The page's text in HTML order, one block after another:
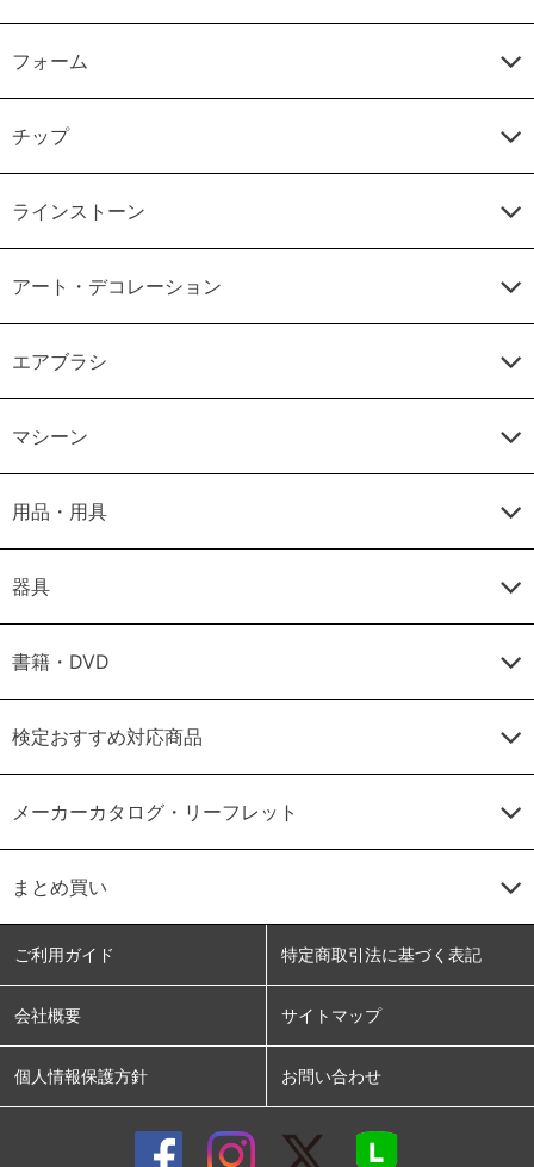
フォーム
チップ
ラインストーン
アート・デコレーション
エアブラシ
マシーン
用品・用具
器具
書籍・DVD
検定おすすめ対応商品
メーカーカタログ・リーフレット
まとめ買い
ご利用ガイド 特定商取引法に基づく表記
会社概要 サイトマップ
個人情報保護方針 お問い合わせ